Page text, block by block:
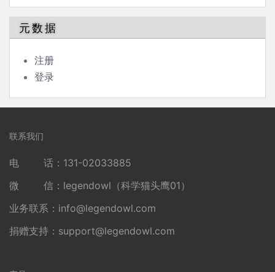
元数据
注册
登录
联系我们
电 话：131-02033885
微 信：legendowl（科学猫头鹰01）
业务联系： info@legendowl.com
捐赠支持： support@legendowl.com